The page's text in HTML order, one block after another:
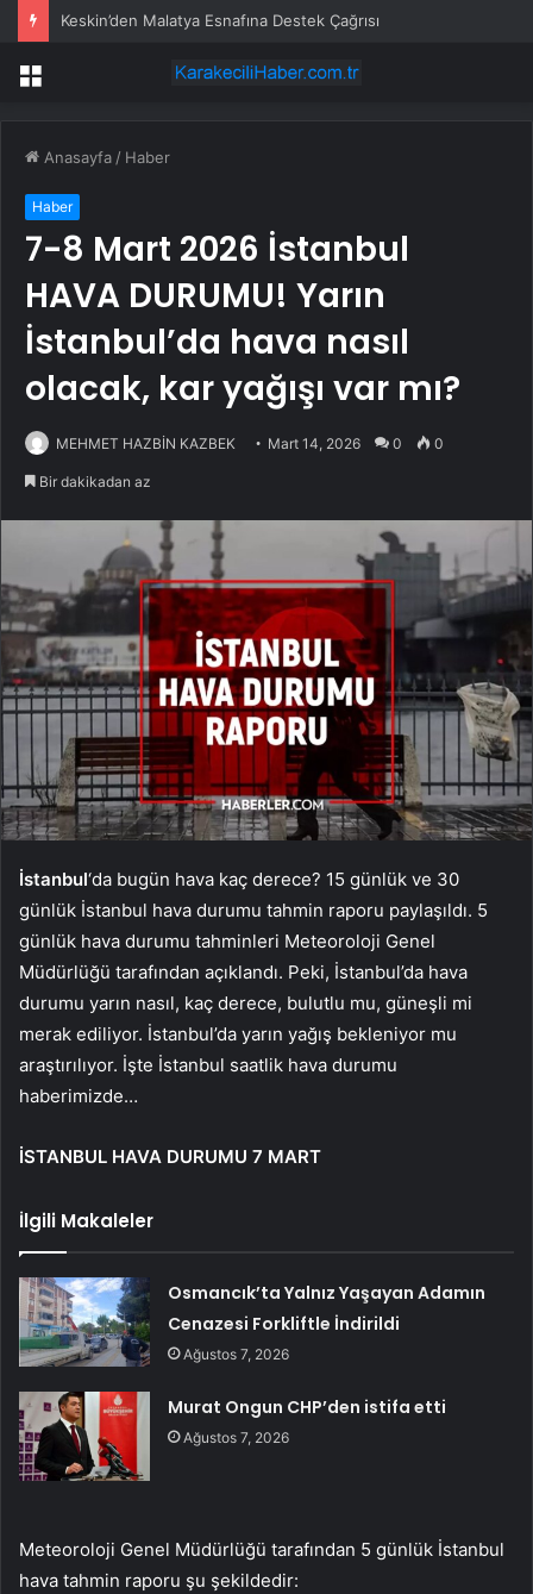
Keskin’den Malatya Esnafına Destek Çağrısı
Menü
Anasayfa / Haber
Haber
7-8 Mart 2026 İstanbul
HAVA DURUMU! Yarın
İstanbul’da hava nasıl
olacak, kar yağışı var mı?
MEHMET HAZBİN KAZBEK Mart 14, 2026 0 0
Bir dakikadan az
İstanbul‘da bugün hava kaç derece? 15 günlük ve 30
günlük İstanbul hava durumu tahmin raporu paylaşıldı. 5
günlük hava durumu tahminleri Meteoroloji Genel
Müdürlüğü tarafından açıklandı. Peki, İstanbul’da hava
durumu yarın nasıl, kaç derece, bulutlu mu, güneşli mi
merak ediliyor. İstanbul’da yarın yağış bekleniyor mu
araştırılıyor. İşte İstanbul saatlik hava durumu
haberimizde…
İSTANBUL HAVA DURUMU 7 MART
İlgili Makaleler
Osmancık’ta Yalnız Yaşayan Adamın
Cenazesi Forkliftle İndirildi
Ağustos 7, 2026
Murat Ongun CHP’den istifa etti
Ağustos 7, 2026
Meteoroloji Genel Müdürlüğü tarafından 5 günlük İstanbul
hava tahmin raporu şu şekildedir: